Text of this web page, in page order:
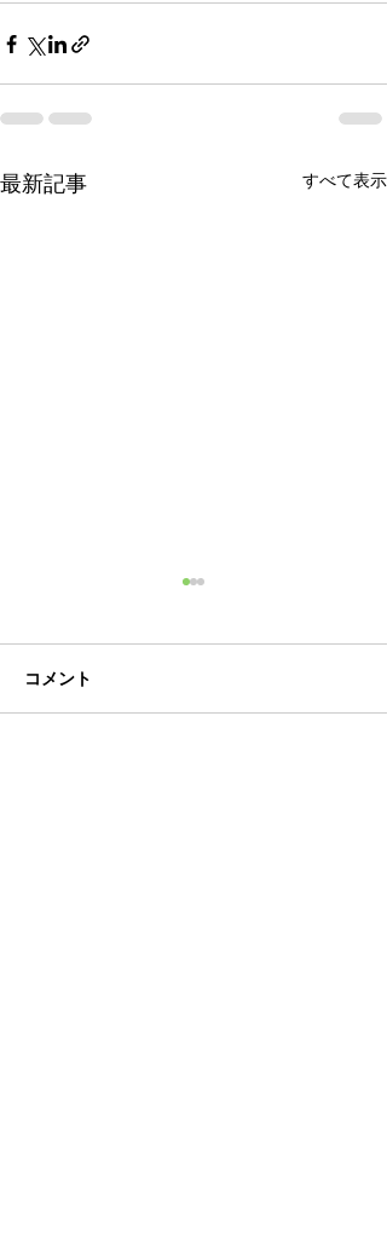
最新記事 すべて表示
当院に関する施設基準等を病
コメント